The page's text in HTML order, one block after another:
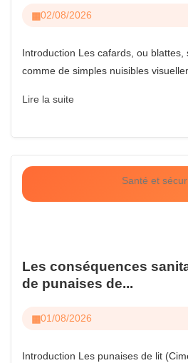
02/08/2026
Introduction Les cafards, ou
comme de simples nuisibles
Lire la suite
Santé et
Les conséquences
de punaises de...
01/08/2026
Introduction Les punaises de lit